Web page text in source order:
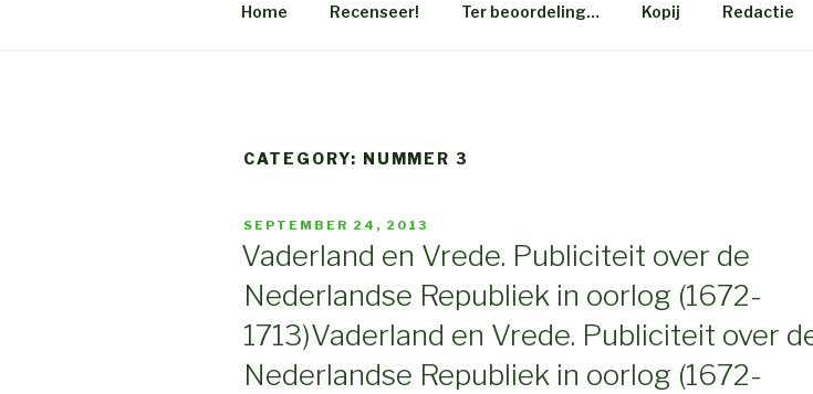
Home Recenseer! Ter beoordeling… Kopij Redactie
CATEGORY: NUMMER 3
POSTED
ON
SEPTEMBER 24, 2013
Vaderland en Vrede. Publiciteit over de
Nederlandse Republiek in oorlog (1672-
1713)Vaderland en Vrede. Publiciteit over
Nederlandse Republiek in oorlog (1672-